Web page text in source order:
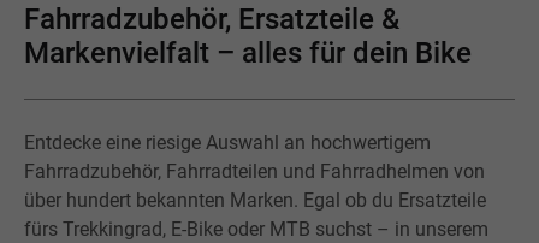
Fahrradzubehör, Ersatzteile &
Markenvielfalt – alles für dein Bike
Entdecke eine riesige Auswahl an hochwertigem
Fahrradzubehör, Fahrradteilen und Fahrradhelmen von
über hundert bekannten Marken. Egal ob du Ersatzteile
fürs Trekkingrad, E-Bike oder MTB suchst – in unserem